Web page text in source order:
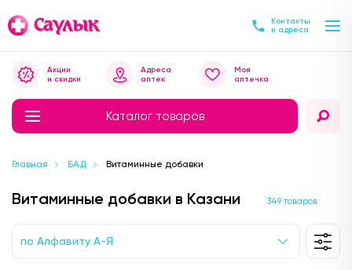
Контакты
и адреса
Каталог товаров
Акции
и скидки
Адреса
аптек
Моя
аптечка
Главная БАД Витаминные добавки
Витаминные добавки в Казани 349 товаров
по Алфавиту А-Я